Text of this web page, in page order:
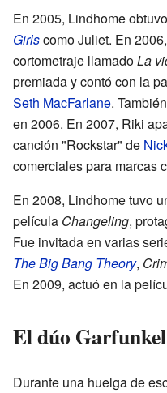
En 2005, Lindhome
Girlscomo Juliet. En
cortometraje llamadoLa
premiada y contó con la
Seth MacFarlane.
en 2006. En 2007, Riki
canción "Rockstar" de
comerciales para marcas
En 2008, Lindhome tuvo
película Changeling,
Fue invitada en varias
The Big Bang Theory,
En 2009, actuó en la
El dúo
Durante una huelga de